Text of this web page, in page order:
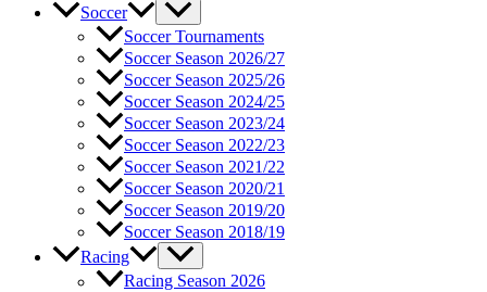
Soccer
Soccer Tournaments
Soccer Season 2026/27
Soccer Season 2025/26
Soccer Season 2024/25
Soccer Season 2023/24
Soccer Season 2022/23
Soccer Season 2021/22
Soccer Season 2020/21
Soccer Season 2019/20
Soccer Season 2018/19
Racing
Racing Season 2026